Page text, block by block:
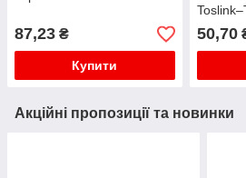
87,23 ₴
Купити
- 1.8 м
50,70
Акційні пропозиції та новинки